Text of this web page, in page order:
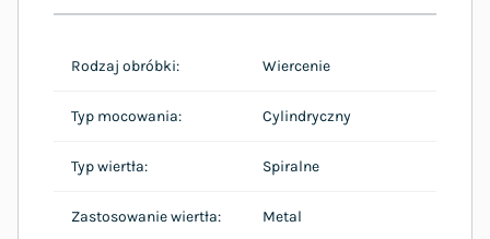
Rodzaj obróbki: Wiercenie
Typ mocowania: Cylindryczny
Typ wiertła: Spiralne
Zastosowanie wiertła: Metal